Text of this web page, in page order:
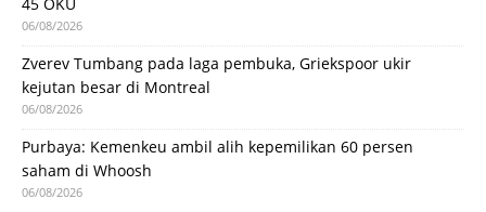
06/08/2026
Zverev Tumbang pada laga pembuka, Griekspoor ukir
kejutan besar di Montreal
06/08/2026
Purbaya: Kemenkeu ambil alih kepemilikan 60 persen
saham di Whoosh
06/08/2026